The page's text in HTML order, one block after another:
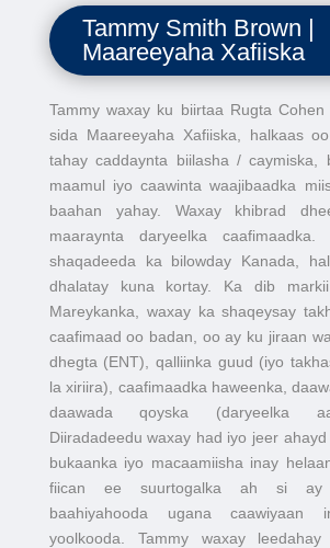
Tammy Smith Brown |
Maareeyaha Xafiiska
Tammy waxay ku biirtaa Rugta
sida Maareeyaha Xafiiska, halkaas
tahay caddaynta biilasha / caymiska,
maamul iyo caawinta waajibaadka
baahan yahay. Waxay khibrad
maaraynta daryeelka caafimaadka.
shaqadeeda ka bilowday Kanada,
dhalatay kuna kortay. Ka dib
Mareykanka, waxay ka shaqeysay
caafimaad oo badan, oo ay ku jiraan
dhegta (ENT), qalliinka guud (iyo
la xiriira), caafimaadka haweenka,
daawada qoyska (daryeelka
Diiradadeedu waxay had iyo jeer
bukaanka iyo macaamiisha inay
fiican ee suurtogalka ah si ay
baahiyahooda ugana caawiyaan
yoolkooda. Tammy waxay